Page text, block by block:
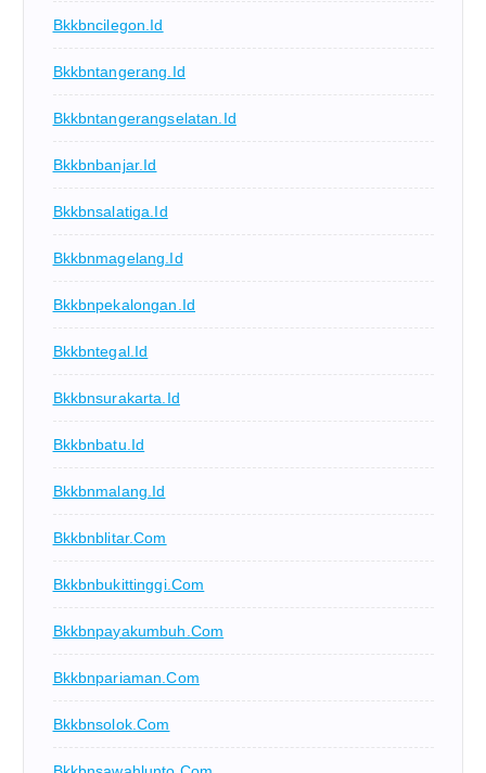
Bkkbncilegon.id
Bkkbntangerang.id
Bkkbntangerangselatan.id
Bkkbnbanjar.id
Bkkbnsalatiga.id
Bkkbnmagelang.id
Bkkbnpekalongan.id
Bkkbntegal.id
Bkkbnsurakarta.id
Bkkbnbatu.id
Bkkbnmalang.id
Bkkbnblitar.com
Bkkbnbukittinggi.com
Bkkbnpayakumbuh.com
Bkkbnpariaman.com
Bkkbnsolok.com